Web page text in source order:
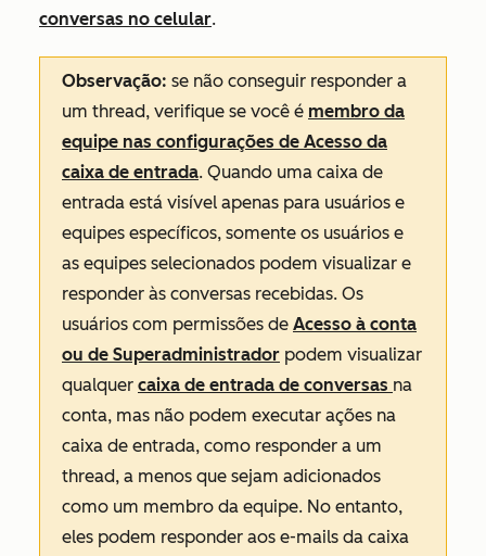
conversas no celular.
Observação: se não conseguir responder a
um thread, verifique se você é membro da
equipe nas configurações de Acesso da
caixa de entrada. Quando uma caixa de
entrada está visível apenas para usuários e
equipes específicos, somente os usuários e
as equipes selecionados podem visualizar e
responder às conversas recebidas. Os
usuários com permissões de Acesso à conta
ou de Superadministrador podem visualizar
qualquer caixa de entrada de conversas na
conta, mas não podem executar ações na
caixa de entrada, como responder a um
thread, a menos que sejam adicionados
como um membro da equipe. No entanto,
eles podem responder aos e-mails da caixa